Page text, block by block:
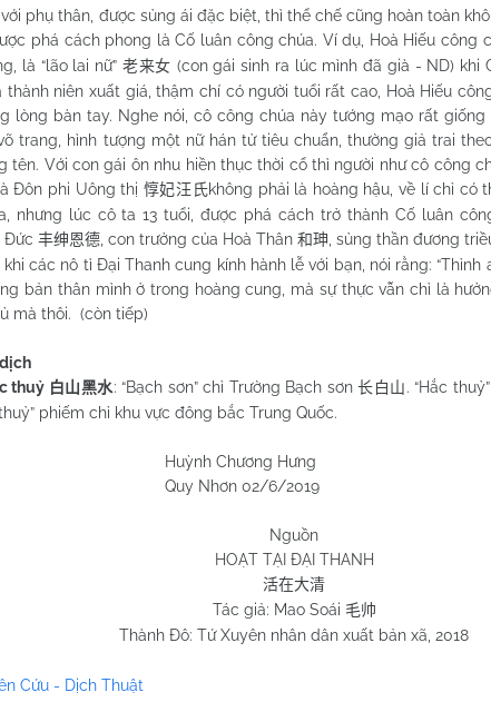
phụ thân, được sủng ái đặc biệt, thì thể chế cũng hoàn toàn
phá cách phong là Cố luân công chúa. Ví dụ, Hoà Hiếu công
là “lão lai nữ” 老来女 (con gái sinh ra lúc mình đã già - ND) khi
niên xuất giá, thậm chí có người tuổi rất cao, Hoà Hiếu
lòng bàn tay. Nghe nói, cô công chúa này tướng mạo rất giống
trang, hình tượng một nữ hán tử tiêu chuẩn, thường giả trai
tên. Với con gái ôn nhu hiền thục thời cổ thì người như cô công
Đôn phi Uông thị 惇妃汪氏không phải là hoàng hậu, về lí chỉ có
nhưng lúc cô ta 13 tuổi, được phá cách trở thành Cố luân
Đức 丰绅恩德 , con trưởng của Hoà Thân 和珅 , sủng thần đương
nô tì Đại Thanh cung kính hành lễ với bạn, nói rằng: “Thỉnh
bản thân mình ở trong hoàng cung, mà sự thực vẫn chỉ là
mà thôi. (còn tiếp)
thuỷ 白山黑水: “Bạch sơn” chỉ Trường Bạch sơn长白山 . “Hắc
phiếm chỉ khu vực đông bắc Trung Quốc.
Chương Hưng
02/6/2019
Nguồn
HOẠT TẠI ĐẠI THANH
活在大清
Tác giả: Mao Soái 毛帅
Thành Đô: Tứ Xuyên nhân dân xuất bản xã, 2018
Cứu - Dịch Thuật